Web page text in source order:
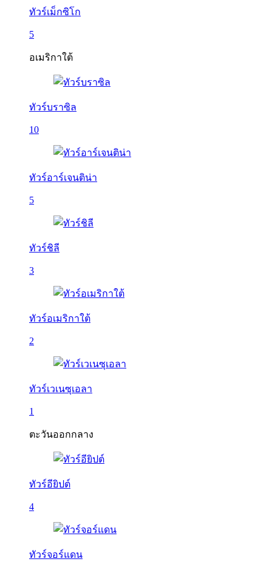
ทัวร์เม็กซิโก
5
อเมริกาใต้
ทัวร์บราซิล
10
ทัวร์อาร์เจนติน่า
5
ทัวร์ชิลี
3
ทัวร์อเมริกาใต้
2
ทัวร์เวเนซุเอลา
1
ตะวันออกกลาง
ทัวร์อียิปต์
4
ทัวร์จอร์แดน